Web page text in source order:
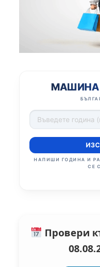
МАШИНА
НАПИШИ ГОДИНА И
СЕ
Провери